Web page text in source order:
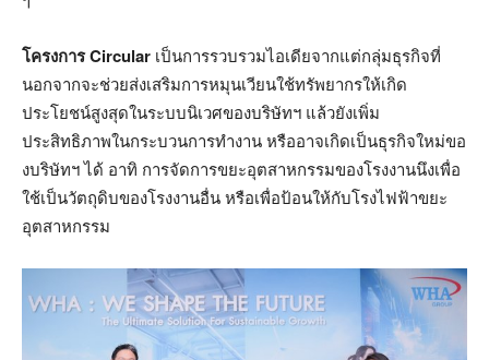
โครงการCircular เป็นการรวบรวมไอเดียจากแต่กลุ่มธุรกิจที่
นอกจากจะช่วยส่งเสริมการหมุนเวียนใช้ทรัพยากรให้เกิด
ประโยชน์สูงสุดในระบบนิเวศของบริษัทฯ แล้วยังเพิ่ม
ประสิทธิภาพในกระบวนการทำงาน หรืออาจเกิดเป็นธุรกิจใหม่ขอ
งบริษัทฯ ได้ อาทิ การจัดการขยะอุตสาหกรรมของโรงงานนึงเพื่อ
ใช้เป็นวัตถุดิบของโรงงานอื่น หรือเพื่อป้อนให้กับโรงไฟฟ้าขยะ
อุตสาหกรรม